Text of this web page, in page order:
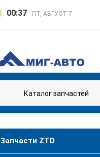
00:37 ПТ, АВГУСТ 7
Каталог запчастей
Запчасти ZTD